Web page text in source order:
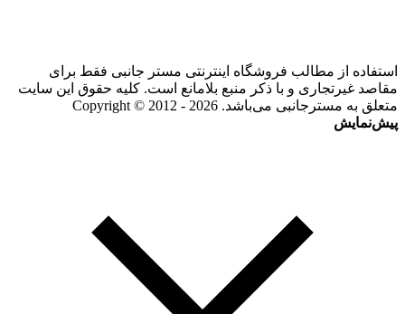
استفاده از مطالب فروشگاه اینترنتی مستر جانبی فقط برای
مقاصد غیرتجاری و با ذکر منبع بلامانع است. کلیه حقوق این سایت
متعلق به مسترجانبی می‌باشد. Copyright © 2012 - 2026
پیش‌نمایش